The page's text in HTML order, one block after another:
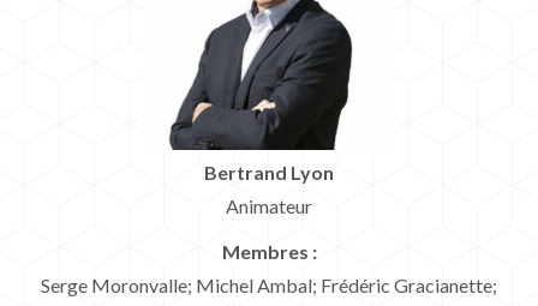
Bertrand Lyon
Animateur
Membres :
Serge Moronvalle; Michel Ambal; Frédéric Gracianette;